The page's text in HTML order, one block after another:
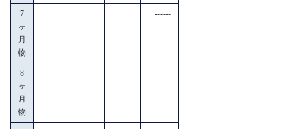
7
ヶ
月
物
------
8
ヶ
月
物
------